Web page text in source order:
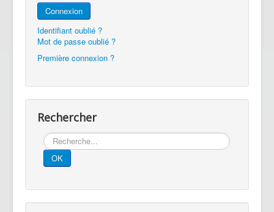
Connexion
Identifiant oublié ?
Mot de passe oublié ?
Première connexion ?
Rechercher
Rechercher
OK